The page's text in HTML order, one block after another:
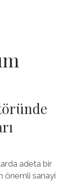
adeta bir
önemli sanayi